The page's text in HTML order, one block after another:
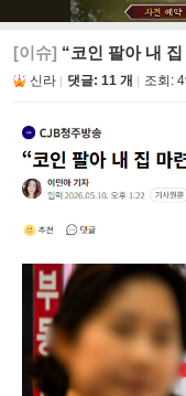
[이슈] “코인 팔아 내
신라 댓글: 11 개 조회: